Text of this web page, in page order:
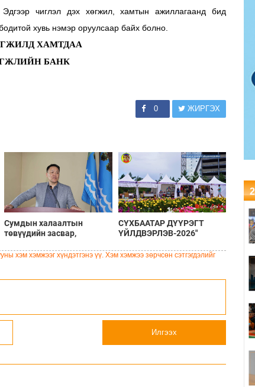
чиглэл дэх хөгжил, хамтын ажиллагаанд бид
хувь нэмэр оруулсаар байх болно.
ХАМТДАА
БАНК
0 ЖИРГЭХ
Сумдын халаалтын
төвүүдийн засвар,
хувийн хэвшил рүү
СҮХБААТАР ДҮҮРЭГТ
ҮЙЛДВЭРЛЭВ-2026"
БАЙНА
хэм хэмжээг хүндэтгэнэ үү. Хэм хэмжээ зөрчсөн сэтгэгдэлийг
Илгээх